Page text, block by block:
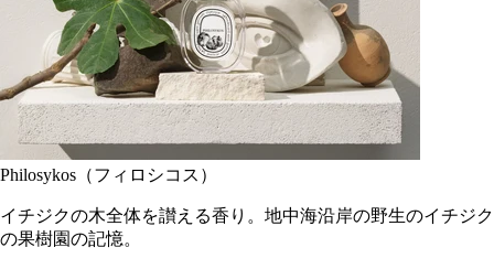
Philosykos（フィロシコス）
イチジクの木全体を讃える香り。地中海沿岸の野生のイチジク
の果樹園の記憶。